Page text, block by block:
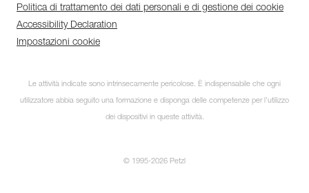
Politica di trattamento dei dati personali e di gestione dei cookie
Accessibility Declaration
Impostazioni cookie
Le attività indicate sono intrinsecamente pericolose. È indispensabile che ogni
utilizzatore abbia seguito una formazione e disponga delle competenze per l’utilizzo
dei dispositivi in queste attività.
© 1995-2026 Petzl